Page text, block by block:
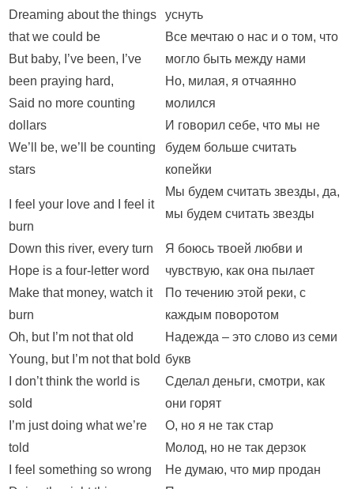
Dreaming about the things
that we could be
But baby, I’ve been, I’ve
been praying hard,
Said no more counting
dollars
We’ll be, we’ll be counting
stars
I feel your love and I feel it
burn
Down this river, every turn
Hope is a four-letter word
Make that money, watch it
burn
Oh, but I’m not that old
Young, but I’m not that bold
I don’t think the world is
sold
I’m just doing what we’re
told
I feel something so wrong
уснуть
Все мечтаю о нас и о том, что
могло быть между нами
Но, милая, я отчаянно
молился
И говорил себе, что мы не
будем больше считать
копейки
Мы будем считать звезды, да,
мы будем считать звезды
Я боюсь твоей любви и
чувствую, как она пылает
По течению этой реки, с
каждым поворотом
Надежда – это слово из семи
букв
Сделал деньги, смотри, как
они горят
О, но я не так стар
Молод, но не так дерзок
Не думаю, что мир продан